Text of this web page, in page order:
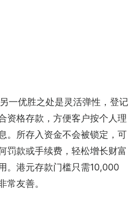
一优胜之处是灵活弹性，登记
资格存款，方便客户按个人理
。所存入资金不会被锁定，可
罚款或手续费，轻松增长财富
。港元存款门槛只需10,000
常友善。